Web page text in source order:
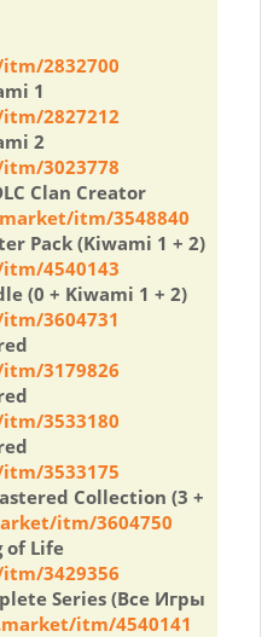
2832700
1
2827212
2
3023778
Clan Creator
itm/3548840
Pack (Kiwami 1 + 2)
4540143
(0 + Kiwami 1 + 2)
3604731
3179826
3533180
3533175
Collection (3 +
itm/3604750
of Life
3429356
Series (Все Игры
itm/4540141